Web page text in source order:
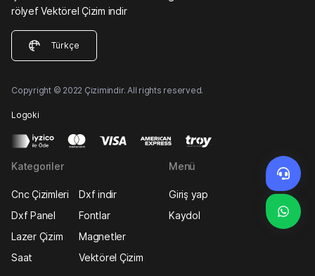
rölyef Vektörel Çizim indir
Türkçe
Copyright © 2022 Çizimindir. All rights reserved.
Logoki
Kategoriler
Cnc Çizimleri
Dxf indir
Dxf Panel
Fontlar
Lazer Çizim
Magnetler
Saat
Vektörel Çizim
Menü
Giriş yap
Kaydol